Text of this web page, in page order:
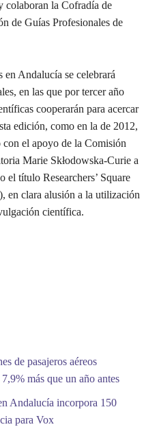
colaboran la Cofradía de
de Guías Profesionales de
Andalucía se celebrará
en las que por tercer año
cooperarán para acercar
edición, como en la de 2012,
el apoyo de la Comisión
Marie Skłodowska-Curie a
el título Researchers’ Square
en clara alusión a la utilización
científica.
de pasajeros aéreos
más que un año antes
Andalucía incorpora 150
para Vox